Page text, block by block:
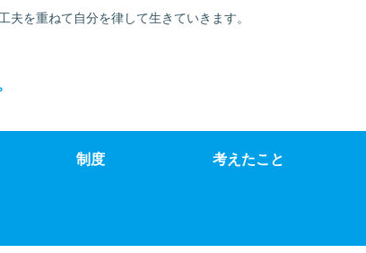
を重ねて自分を律して生きていきます。
制度 考えたこと